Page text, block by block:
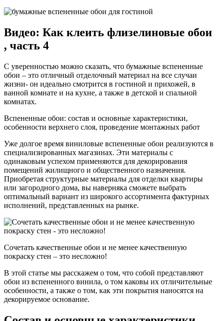
Видео: Как клеить флизелиновые обои
, часть 4
С уверенностью можно сказать, что бумажные вспененные
обои – это отличный отделочный материал на все случаи
жизни- он идеально смотрится в гостиной и прихожей, в
ванной комнате и на кухне, а также в детской и спальной
комнатах.
Вспененные обои: состав и основные характеристики,
особенности верхнего слоя, проведение монтажных работ
Уже долгое время виниловые вспененные обои реализуются в
специализированных магазинах. Эти материалы с
одинаковым успехом применяются для декорирования
помещений жилищного и общественного назначения.
Приобретая структурные материалы для отделки квартиры
или загородного дома, вы наверняка сможете выбрать
оптимальный вариант из широкого ассортимента фактурных
исполнений, представленных на рынке.
Сочетать качественные обои и не менее качественную
покраску стен – это несложно!
В этой статье мы расскажем о том, что собой представляют
обои из вспененного винила, о том каковы их отличительные
особенности, а также о том, как эти покрытия наносятся на
декорируемое основание.